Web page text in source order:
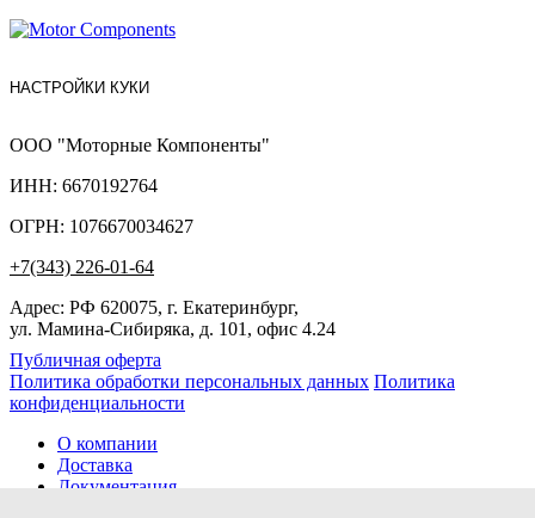
НАСТРОЙКИ КУКИ
ООО "Моторные Компоненты"
ИНН: 6670192764
ОГРН: 1076670034627
+7(343) 226-01-64
Адрес: РФ 620075, г. Екатеринбург,
ул. Мамина-Сибиряка, д. 101, офис 4.24
Публичная оферта
Политика обработки персональных данных Политика
конфиденциальности
О компании
Доставка
Документация